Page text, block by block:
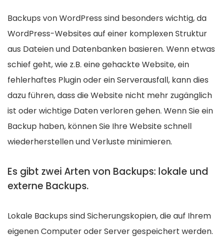
Backups von WordPress sind besonders wichtig, da
WordPress-Websites auf einer komplexen Struktur
aus Dateien und Datenbanken basieren. Wenn etwas
schief geht, wie z.B. eine gehackte Website, ein
fehlerhaftes Plugin oder ein Serverausfall, kann dies
dazu führen, dass die Website nicht mehr zugänglich
ist oder wichtige Daten verloren gehen. Wenn Sie ein
Backup haben, können Sie Ihre Website schnell
wiederherstellen und Verluste minimieren.
Es gibt zwei Arten von Backups: lokale und
externe Backups.
Lokale Backups sind Sicherungskopien, die auf Ihrem
eigenen Computer oder Server gespeichert werden.